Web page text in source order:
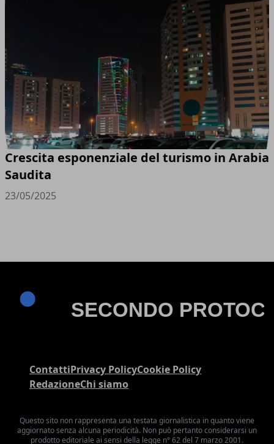
Crescita esponenziale del turismo in Arabia
Saudita
23/05/2025
ContattiPrivacy PolicyCookie Policy
RedazioneChi siamo
Questo sito non rappresenta una testata giornalistica in quanto viene
aggiornato senza alcuna periodicità. Non può pertanto considerarsi un
prodotto editoriale ai sensi della legge n° 62 del 7 marzo 2001.